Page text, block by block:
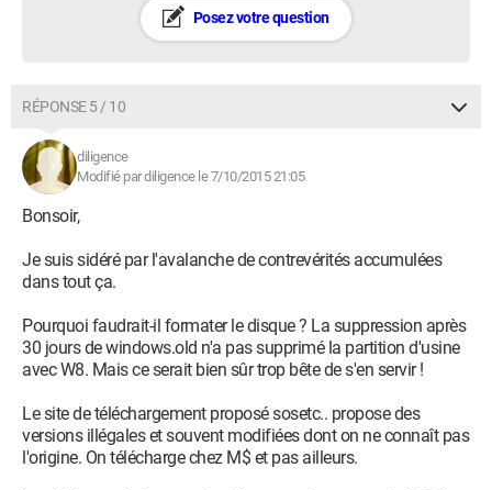
Posez votre question
RÉPONSE 5 / 10
diligence
Modifié par diligence le 7/10/2015 21:05
Bonsoir,
Je suis sidéré par l'avalanche de contrevérités accumulées
dans tout ça.
Pourquoi faudrait-il formater le disque ? La suppression après
30 jours de windows.old n'a pas supprimé la partition d'usine
avec W8. Mais ce serait bien sûr trop bête de s'en servir !
Le site de téléchargement proposé sosetc.. propose des
versions illégales et souvent modifiées dont on ne connaît pas
l'origine. On télécharge chez M$ et pas ailleurs.